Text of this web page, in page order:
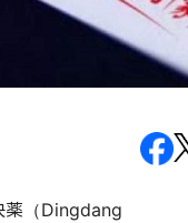
薬（Dingdang